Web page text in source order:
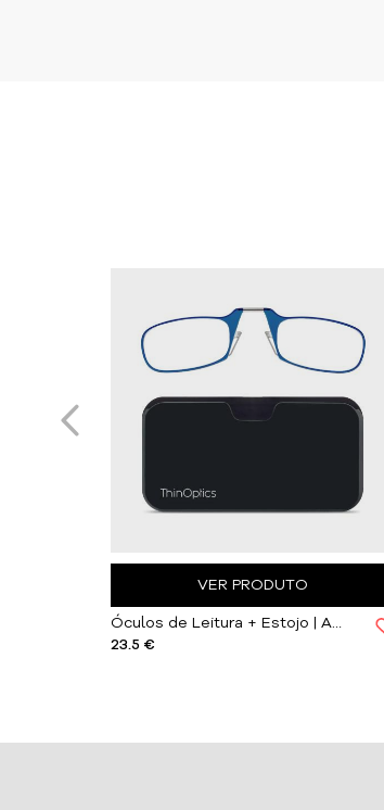
VER PRODUTO
Óculos de Leitura + Estojo | Azuis
23.5 €